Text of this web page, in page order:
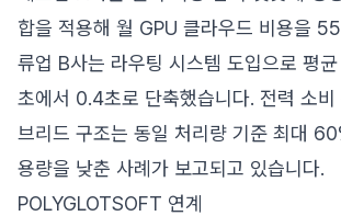
합을 적용해 월 GPU 클라우드 비용을
류업 B사는 라우팅 시스템 도입으로 평
초에서 0.4초로 단축했습니다. 전력 소비
브리드 구조는 동일 처리량 기준 최대
용량을 낮춘 사례가 보고되고 있습니다.
POLYGLOTSOFT 연계